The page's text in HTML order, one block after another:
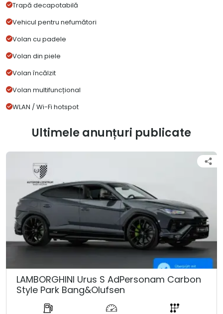
Trapă decapotabilă
Vehicul pentru nefumători
Volan cu padele
Volan din piele
Volan încălzit
Volan multifuncțional
WLAN / Wi-Fi hotspot
Ultimele anunțuri publicate
LAMBORGHINI Urus S AdPersonam Carbon
Style Park Bang&Olufsen